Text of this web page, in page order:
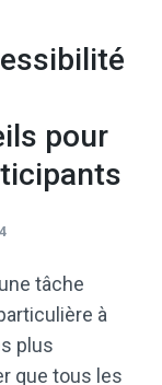
pour
tâche
à
plus
que tous les